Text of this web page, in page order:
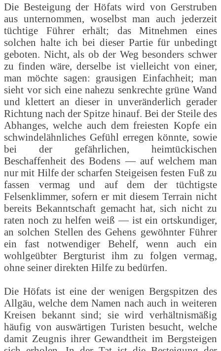
Die Besteigung der Höfats wird von Gerstruben
aus unternommen, woselbst man auch jederzeit
tüchtige Führer erhält; das Mitnehmen eines
solchen halte ich bei dieser Partie für unbedingt
geboten. Nicht, als ob der Weg besonders schwer
zu finden wäre, derselbe ist vielleicht von einer,
man möchte sagen: grausigen Einfachheit; man
sieht vor sich eine nahezu senkrechte grüne Wand
und klettert an dieser in unveränderlich gerader
Richtung nach der Spitze hinauf. Bei der Steile des
Abhanges, welche auch dem freiesten Kopfe ein
schwindelähnliches Gefühl erregen könnte, sowie
bei der gefährlichen, heimtückischen
Beschaffenheit des Bodens — auf welchem man
nur mit Hilfe der scharfen Steigeisen festen Fuß zu
fassen vermag und auf dem der tüchtigste
Felsenklimmer, sofern er mit diesem Terrain nicht
bereits Bekanntschaft gemacht hat, sich nicht zu
raten noch zu helfen weiß — ist ein ortskundiger,
an solchen Stellen des Gehens gewöhnter Führer
ein fast notwendiger Behelf, wenn auch ein
wohlgeübter Bergturist ihm zu folgen vermag,
ohne seiner direkten Hilfe zu bedürfen.
Die Höfats ist eine der wenigen Bergspitzen des
Allgäu, welche dem Namen nach auch in weiteren
Kreisen bekannt sind; sie wird verhältnismäßig
häufig von auswärtigen Turisten besucht, welche
damit Zeugnis ihrer Gewandtheit im Bergsteigen